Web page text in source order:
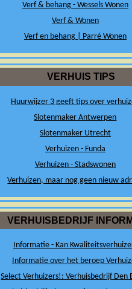
Verf & behang - Wessels Wonen
Verf & Wonen
Verf en behang | Parré Wonen
VERHUIS TIPS
Huurwijzer 3 geeft tips over
Slotenmaker Antwerpen
Slotenmaker Utrecht
Verhuizen - Funda
Verhuizen - Stadswonen
Verhuizen, maar nog geen nieuw
VERHUISBEDRIJF
Informatie - Kan
Informatie over het beroep
Select Verhuizers!: Verhuisbedrijf Den